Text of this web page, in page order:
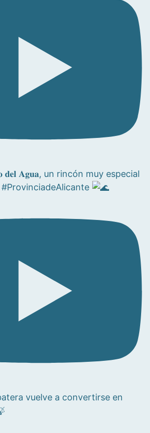
𝐝𝐞𝐥 𝐀𝐠𝐮𝐚, un rincón muy especial
vuelve a convertirse en